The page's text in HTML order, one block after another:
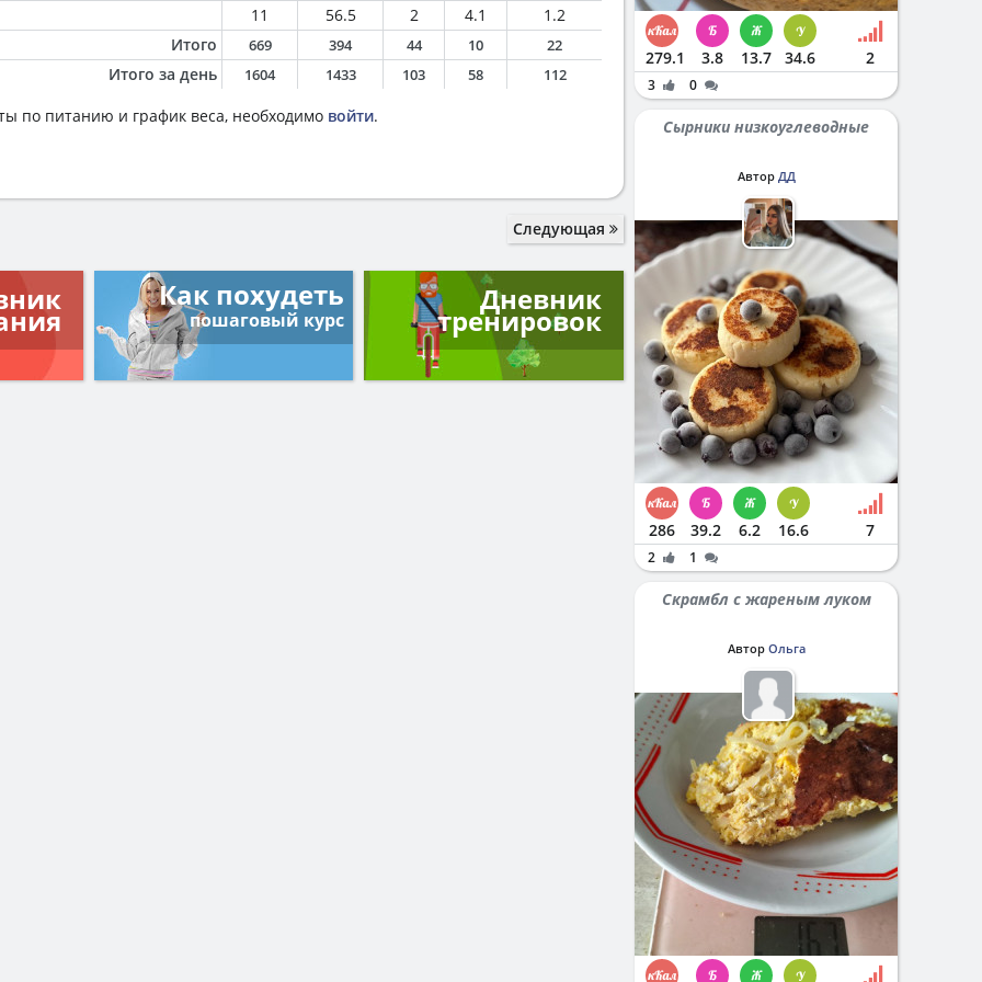
11 56.5 2 4.1
1.2
Итого
669 394 44 10 22
Итого за день 1604 1433 103 58 112
по питанию и график веса, необходимо войти.
Следующая
Как похудеть
пошаговый курс
Дневник
тренировок
279.1 3.8 13.7 34.6 2
3 0
Сырники низкоуглеводные
Автор ДД
286 39.2 6.2 16.6 7
2 1
Скрамбл с жареным луком
Автор Ольга